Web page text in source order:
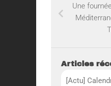
Une
Articles
[Actu]